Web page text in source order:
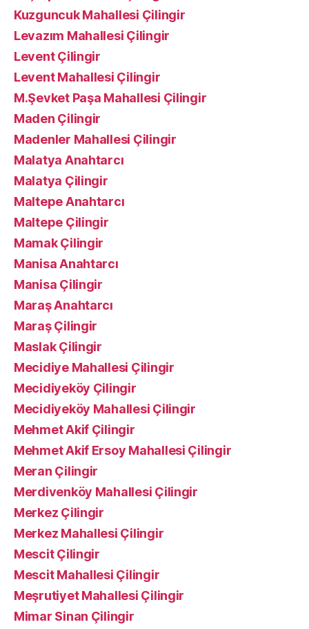
Kuzguncuk Mahallesi Çilingir
Levazım Mahallesi Çilingir
Levent Çilingir
Levent Mahallesi Çilingir
M.Şevket Paşa Mahallesi Çilingir
Maden Çilingir
Madenler Mahallesi Çilingir
Malatya Anahtarcı
Malatya Çilingir
Maltepe Anahtarcı
Maltepe Çilingir
Mamak Çilingir
Manisa Anahtarcı
Manisa Çilingir
Maraş Anahtarcı
Maraş Çilingir
Maslak Çilingir
Mecidiye Mahallesi Çilingir
Mecidiyeköy Çilingir
Mecidiyeköy Mahallesi Çilingir
Mehmet Akif Çilingir
Mehmet Akif Ersoy Mahallesi Çilingir
Meran Çilingir
Merdivenköy Mahallesi Çilingir
Merkez Çilingir
Merkez Mahallesi Çilingir
Mescit Çilingir
Mescit Mahallesi Çilingir
Meşrutiyet Mahallesi Çilingir
Mimar Sinan Çilingir